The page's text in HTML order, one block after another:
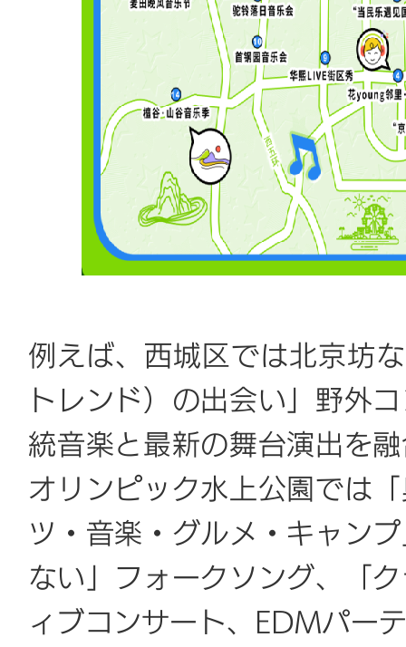
例えば、西城区では北京坊
トレンド）の出会い」野外
統音楽と最新の舞台演出を
オリンピック水上公園では
ツ・音楽・グルメ・キャン
ない」フォークソング、「
ィブコンサート、EDMパー